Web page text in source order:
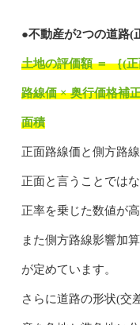
●不動産が2つの道路(
土地の評価額 ＝ ｛(
路線価 × 奥行価格補
面積
正面路線価と側方路
正面と言うことでは
正率を乗じた数値が
また側方路線影響加
が定めています。
さらに道路の形状(交